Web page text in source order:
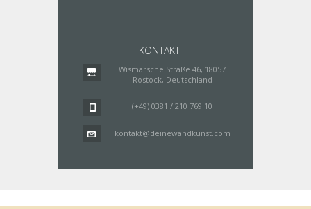
KONTAKT
Wismarsche Straße 46, 18057
Rostock, Deutschland
(+49) 0381 / 210 769 10
kontakt@deinewandkunst.com